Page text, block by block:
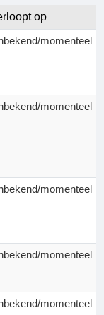
op
momenteel
momenteel
momenteel
momenteel
momenteel